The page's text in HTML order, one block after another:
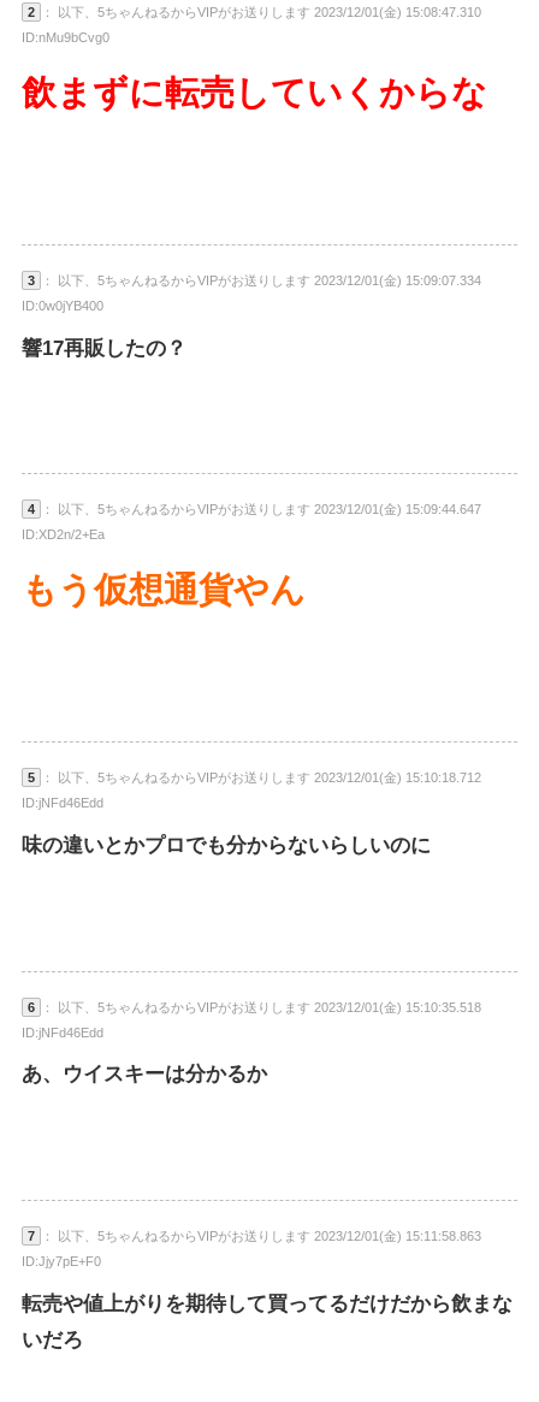
2
： 以下、5ちゃんねるからVIPがお送りします 2023/12/01(金) 15:08:47.310
ID:nMu9bCvg0
飲まずに転売していくからな
3
： 以下、5ちゃんねるからVIPがお送りします 2023/12/01(金) 15:09:07.334
ID:0w0jYB400
響17再販したの？
4
： 以下、5ちゃんねるからVIPがお送りします 2023/12/01(金) 15:09:44.647
ID:XD2n/2+Ea
もう仮想通貨やん
5
： 以下、5ちゃんねるからVIPがお送りします 2023/12/01(金) 15:10:18.712
ID:jNFd46Edd
味の違いとかプロでも分からないらしいのに
6
： 以下、5ちゃんねるからVIPがお送りします 2023/12/01(金) 15:10:35.518
ID:jNFd46Edd
あ、ウイスキーは分かるか
7
： 以下、5ちゃんねるからVIPがお送りします 2023/12/01(金) 15:11:58.863
ID:Jjy7pE+F0
転売や値上がりを期待して買ってるだけだから飲まな
いだろ